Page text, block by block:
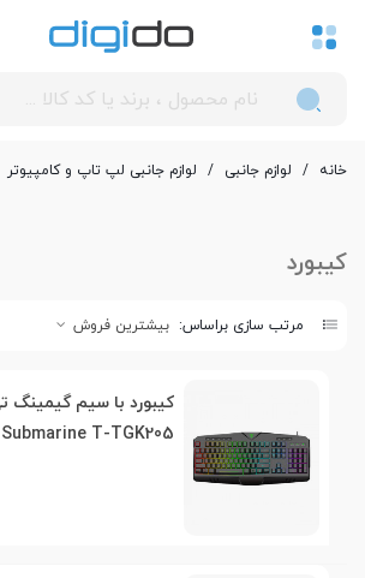
خانه / لوازم جانبی / لوازم جانبی لپ تاپ و کامپیوتر
کیبورد
مرتب سازی براساس: بیشترین فروش
کیبورد با سیم گیمینگ
Submarine T-TGK205